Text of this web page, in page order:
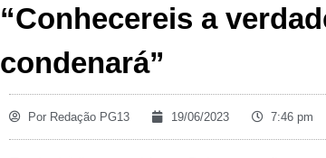
“Conhecereis a
condenará”
Por Redação PG13 19/06/2023 7:46 pm